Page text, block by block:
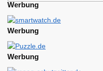
Werbung
Werbung
Werbung